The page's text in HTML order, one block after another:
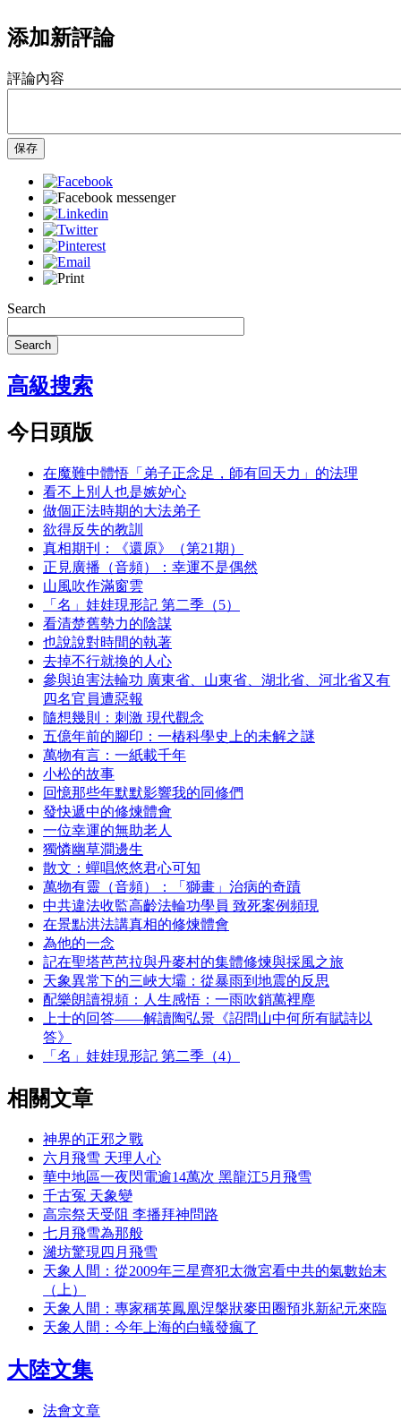
添加新評論
評論內容
保存
Search
Search
高級搜索
今日頭版
在魔難中體悟「弟子正念足，師有回天力」的法理
看不上別人也是嫉妒心
做個正法時期的大法弟子
欲得反失的教訓
真相期刊：《還原》（第21期）
正見廣播（音頻）：幸運不是偶然
山風吹作滿窗雲
「名」娃娃現形記 第二季（5）
看清楚舊勢力的陰謀
也說說對時間的執著
去掉不行就換的人心
參與迫害法輪功 廣東省、山東省、湖北省、河北省又有
四名官員遭惡報
隨想幾則：刺激 現代觀念
五億年前的腳印：一樁科學史上的未解之謎
萬物有言：一紙載千年
小松的故事
回憶那些年默默影響我的同修們
發快遞中的修煉體會
一位幸運的無助老人
獨憐幽草澗邊生
散文：蟬唱悠悠君心可知
萬物有靈（音頻）：「獅畫」治病的奇蹟
中共違法收監高齡法輪功學員 致死案例頻現
在景點洪法講真相的修煉體會
為他的一念
記在聖塔芭芭拉與丹麥村的集體修煉與採風之旅
天象異常下的三峽大壩：從暴雨到地震的反思
配樂朗讀視頻：人生感悟：一雨吹銷萬裡塵
上士的回答——解讀陶弘景《詔問山中何所有賦詩以
答》
「名」娃娃現形記 第二季（4）
相關文章
神界的正邪之戰
六月飛雪 天理人心
華中地區一夜閃電逾14萬次 黑龍江5月飛雪
千古冤 天象變
高宗祭天受阻 李播拜神問路
七月飛雪為那般
濰坊驚現四月飛雪
天象人間：從2009年三星齊犯太微宮看中共的氣數始末
（上）
天象人間：專家稱英鳳凰涅槃狀麥田圈預兆新紀元來臨
天象人間：今年上海的白蟻發瘋了
大陸文集
法會文章